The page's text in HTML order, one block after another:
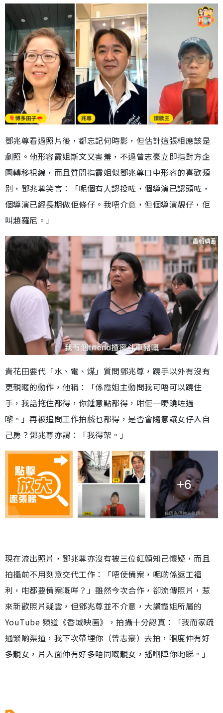
鄧兆尊看過照片後，都忘記何時影，但估計這張相應該是
劇照。他形容霞姐斯文又害羞，不過曾志豪立即指對方企
圖轉移視線，而且質問指霞姐似鄧兆尊口中形容的喜歡類
別，鄧兆尊笑言：「呢個有人認投咗，個導演已認頭咗，
個導演已經長期做佢條仔。我唔介意，但個導演靚仔，佢
叫趙羅尼。」
貴花田要代「水、電、煤」質問鄧兆尊，蹺手以外有沒有
更親暱的動作，他稱：「係霞姐主動問我可唔可以蹺住
手，我話拖住都得，你鍾意點都得，咁佢一嘢蹺咗過
嚟。」再被追問工作拍戲乜都得，是否會隨意讓女仔入自
己房？鄧兆尊亦謂：「我得架。」
+6
現在流出照片，鄧兆尊亦沒有被三位紅顏知己懷疑，而且
拍攝前不用刻意交代工作：「唔使備案，呢啲係返工福
利，咁都要備案嘅咩？」雖然今次合作，卻流傳照片，惹
來新歡照片疑雲，但鄧兆尊並不介意，大讚霞姐所屬的
YouTube 頻道《香城映画》，拍攝十分認真：「我而家疏
通緊啲渠道，我下次帶埋你（曾志豪）去拍，嗰度仲有好
多靚女，片入面仲有好多唔同嘅靚女，播嗰陣你哋睇。」